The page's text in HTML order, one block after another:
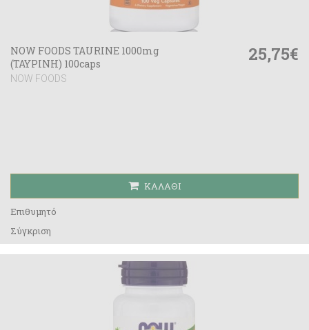
NOW FOODS TAURINE 1000mg
(ΤΑΥΡΙΝΗ) 100caps
NOW FOODS
25,75€
ΚΑΛΆΘΙ
Επιθυμητό
Σύγκριση